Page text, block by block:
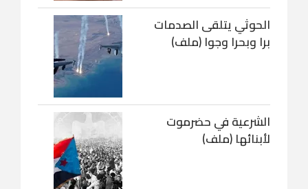
الحوثي يتلقى الصدمات
برا وبحرا وجوا (ملف)
الشرعية في حضرموت
لأبنائها (ملف)